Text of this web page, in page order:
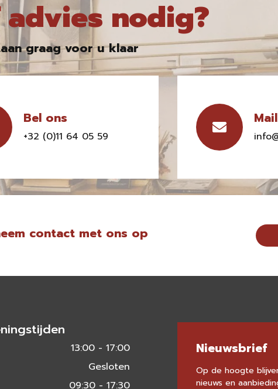
nodig?
graag voor u klaar
Bel ons
+32 (0)11 64 05 59
contact met ons op
13:00 - 17:00
Gesloten
09:30 - 17:30
Nieuwsbrief
Op de hoogte
nieuws en